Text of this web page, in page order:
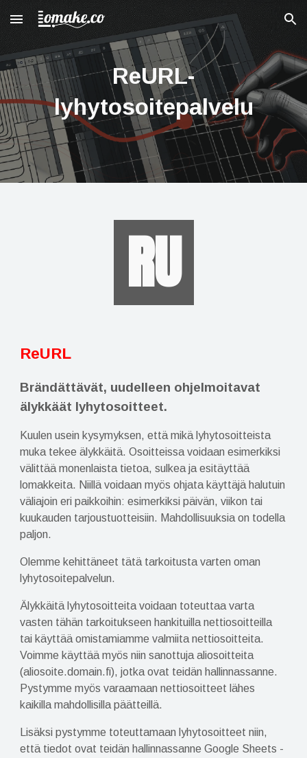
Skip to main content Skip to navigation
ReURL-
lyhytosoitepalvelu
RU
ReURL
Brändättävät, uudelleen ohjelmoitavat
älykkäät lyhytosoitteet.
Kuulenusein kysymyksen, että mikä lyhytosoitteista
muka tekee älykkäitä. Osoitteissa voidaan esimerkiksi
välittää monenlaista tietoa, sulkea ja esitäyttää
lomakkeita. Niillä voidaan myösohjata käyttäjä halutuin
väliajoin eri paikkoihin:esimerkiksi päivän, viikon tai
kuukauden tarjoustuotteisiin. Mahdollisuuksia on todella
paljon.
Olemme kehittäneet tätä tarkoitusta varten oman
lyhytosoitepalvelun.
Älykkäitä lyhytosoitteita voidaan toteuttaa varta
vasten tähän tarkoitukseen hankituilla nettiosoitteilla
tai käyttää omistamiamme valmiita nettiosoitteita.
Voimme käyttää myös niin sanottuja aliosoitteita
(aliosoite.domain.fi), jotka ovat teidän hallinnassanne.
Pystymme myös varaamaan nettiosoitteet lähes
kaikilla mahdollisilla päätteillä.
Lisäksi pystymme toteuttamaan lyhytosoitteet niin,
että tiedot ovat teidän hallinnassanne Google Sheets -